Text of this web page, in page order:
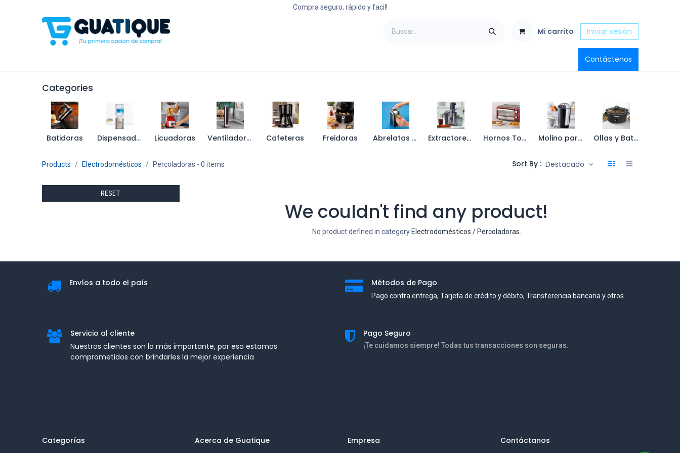
Compra seguro, rápido y facil!
Mi carrito Iniciar sesión
Contáctenos
Categories
Batidoras Dispensadores de Agua Licuadoras Ventiladores Cafeteras Freidoras Abrelatas y Sacacorchos Extractores de Jugos Hornos Tostadores Molino para Café Ollas y Baterías de Cocina
Products Electrodomésticos Percoladoras - 0 items Sort By : Destacado
RESET
We couldn't find any product!
No product defined in category Electrodomésticos / Percoladoras
Envíos a todo el país Métodos de Pago
Pago contra entrega, Tarjeta de crédito y débito, Transferencia bancaria y otros
Servicio al cliente
Nuestros clientes son lo más importante, por eso estamos
comprometidos con brindarles la mejor experiencia
Pago Seguro
¡Te cuidamos siempre! Todas tus transacciones son seguras.
Categorías Acerca de Guatique Empresa Contáctanos